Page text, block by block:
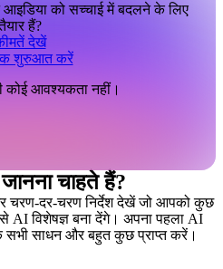
को सच्चाई में बदलने के लिए
हैं?
शुरुआत करें
कोई आवश्यकता नहीं।
देखें
चाहते हैं?
चरण-दर-चरण निर्देश देखें जो आपको कुछ
AI विशेषज्ञ बना देंगे। अपना पहला AI
साधन और बहुत कुछ प्राप्त करें।